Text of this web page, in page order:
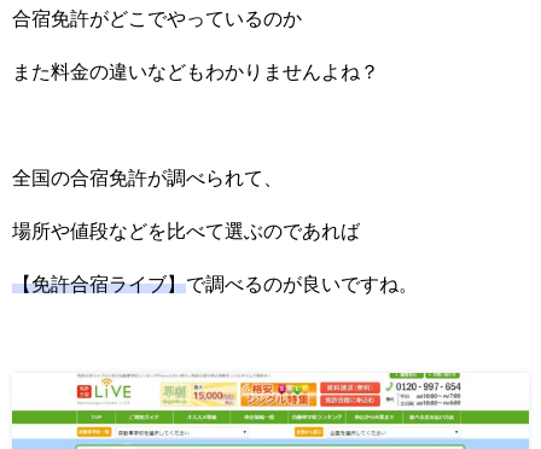
合宿免許がどこでやっているのか
また料金の違いなどもわかりませんよね？
全国の合宿免許が調べられて、
場所や値段などを比べて選ぶのであれば
【免許合宿ライブ】で調べるのが良いですね。